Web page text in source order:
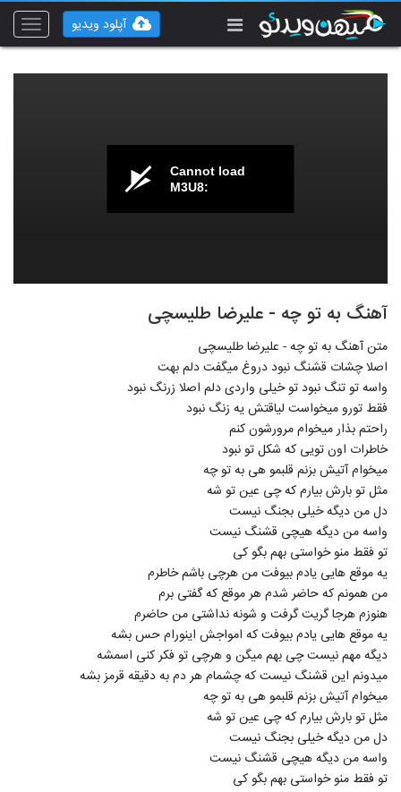
Toggle
آپلود ویدیو
Cannot load
M3U8:
آهنگ به تو چه - علیرضا طلیسچی
متن آهنگ به تو چه - علیرضا طلیسچی
اصلا چشات قشنگ نبود دروغ میگفت دلم بهت
واسه تو تنگ نبود تو خیلی واردی دلم اصلا زرنگ نبود
فقط تورو میخواست لیاقتش یه زنگ نبود
راحتم بذار میخوام مرورشون کنم
خاطرات اون تویی که شکل تو نبود
میخوام آتیش بزنم قلبمو هی به تو چه
مثل تو بارش بیارم که چی عین تو شه
دل من دیگه خیلی بجنگ نیست
واسه من دیگه هیچی قشنگ نیست
تو فقط منو خواستی بهم بگو کی
یه موقع هایی یادم بیوفت من هرچی باشم خاطرم
من همونم که حاضر شدم هر موقع که گفتی برم
هنوزم هرجا گریت گرفت و شونه نداشتی من حاضرم
یه موقع هایی یادم بیوفت که امواجش اینورام حس بشه
دیگه مهم نیست چی بهم میگن و هرچی تو فکر کنی اسمشه
میدونم این قشنگ نیست که چشمام هر دم به دقیقه قرمز بشه
میخوام آتیش بزنم قلبمو هی به تو چه
مثل تو بارش بیارم که چی عین تو شه
دل من دیگه خیلی بجنگ نیست
واسه من دیگه هیچی قشنگ نیست
تو فقط منو خواستی بهم بگو کی